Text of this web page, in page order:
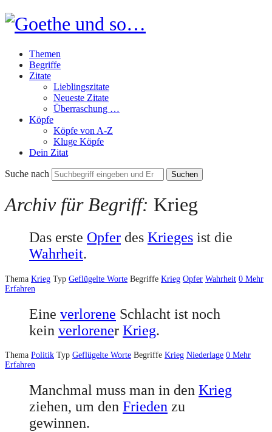
Goethe
und
so…
Themen
Begriffe
Zitate
Lieblingszitate
Neueste Zitate
Überraschung …
Köpfe
Köpfe von A-Z
Kluge Köpfe
Dein Zitat
Suche nach
Archiv für Begriff: Krieg
Das erste Opfer des Krieges ist die
Wahrheit.
Thema Krieg Typ Geflügelte Worte Begriffe Krieg Opfer Wahrheit 0 Mehr
Erfahren
Eine verlorene Schlacht ist noch
kein verlorener Krieg.
Thema Politik Typ Geflügelte Worte Begriffe Krieg Niederlage 0 Mehr
Erfahren
Manchmal muss man in den Krieg
ziehen, um den Frieden zu
gewinnen.